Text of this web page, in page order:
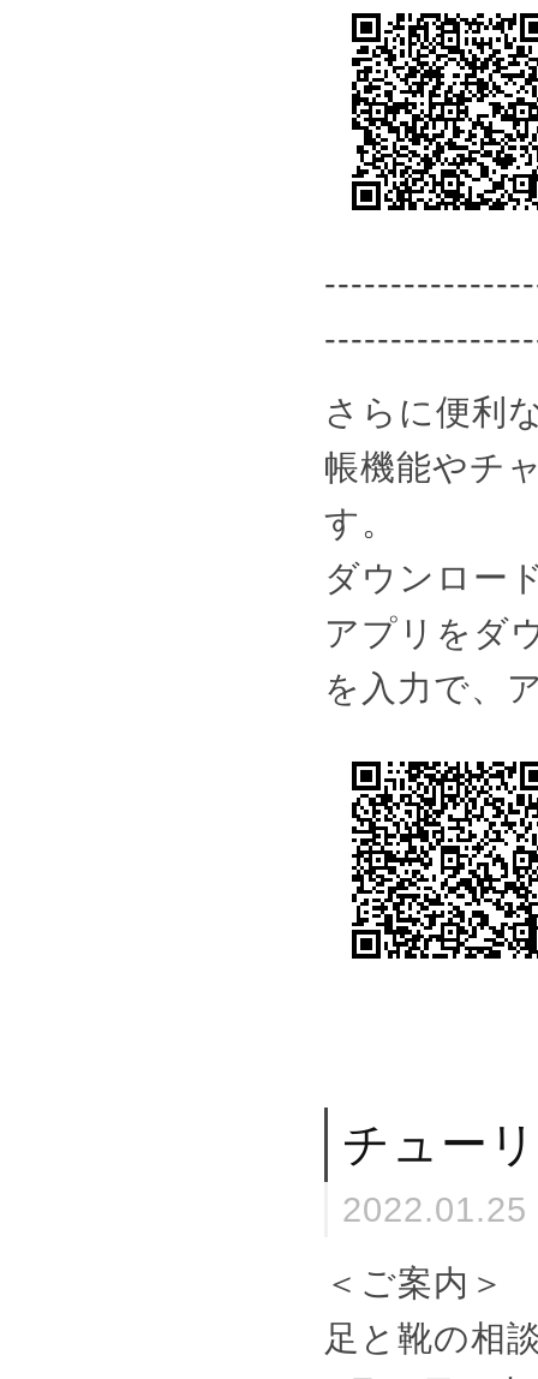
さらに便利
帳機能やチ
す。
ダウンロー
アプリをダ
を入力で、
チュー
＜ご案内＞
足と靴の相